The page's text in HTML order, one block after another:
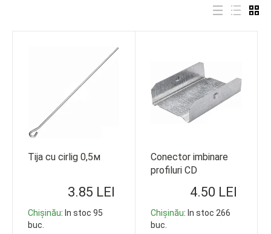
Tija cu cirlig 0,5м
3.85 LEI
Chișinău: In stoc 95
buc.
Conector imbinare
profiluri CD
4.50 LEI
Chișinău: In stoc 266
buc.